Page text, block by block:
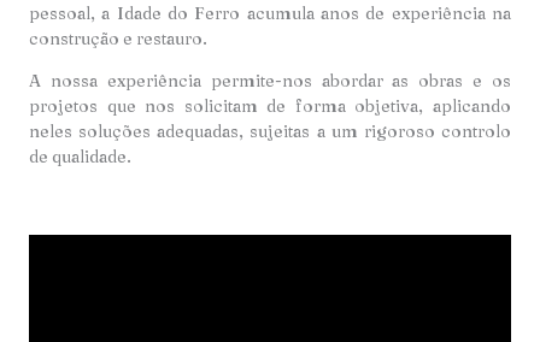
pessoal, a Idade do Ferro acumula anos de experiência na
construção e restauro.
A nossa experiência permite-nos abordar as obras e os
projetos que nos solicitam de forma objetiva, aplicando
neles soluções adequadas, sujeitas a um rigoroso controlo
de qualidade.